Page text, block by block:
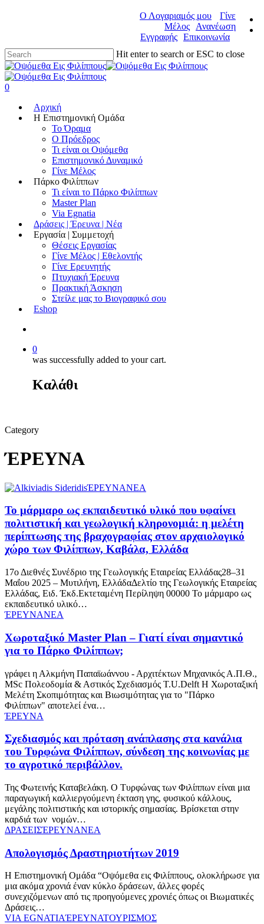
Ο Λογαριαμός μου
Γίνε
Μέλος
Ανανέωση
Εγγραφής Επικοινωνία
Hit enter to search or ESC to close
0
Αρχική
Η Επιστημονική Ομάδα
Το Όραμα
Ο Πρόεδρος
Τι είναι οι Οψόμεθα
Επιστημονικό Δυναμικό
Γίνε Μέλος
Πάρκο Φιλίππων
Τι είναι το Πάρκο Φιλίππων
Master Plan
Via Egnatia
Δράσεις | Έρευνα | Νέα
Εργασία | Συμμετοχή
Θέσεις Εργασίας
Γίνε Μέλος | Εθελοντής
Γίνε Ερευνητής
Πτυχιακή Έρευνα
Πρακτική Άσκηση
Στείλε μας το Βιογραφικό σου
Eshop
0
was successfully added to your cart.
Καλάθι
Category
ΈΡΕΥΝΑ
ΈΡΕΥΝΑΝΕΑ
Το μάρμαρο ως εκπαιδευτικό υλικό που υφαίνει
πολιτιστική και γεωλογική κληρονομιά: η μελέτη
περίπτωσης της βραχογραφίας στον αρχαιολογικό
χώρο των Φιλίππων, Καβάλα, Ελλάδα
17ο Διεθνές Συνέδριο της Γεωλογικής Εταιρείας Ελλάδας28–31
Μαΐου 2025 – Μυτιλήνη, ΕλλάδαΔελτίο της Γεωλογικής Εταιρείας
Ελλάδας, Ειδ. Έκδ.Εκτεταμένη Περίληψη 00000 Το μάρμαρο ως
εκπαιδευτικό υλικό…
ΈΡΕΥΝΑΝΕΑ
Χωροταξικό Master Plan – Γιατί είναι σημαντικό
για το Πάρκο Φιλίππων;
γράφει η Αλκμήνη Παπαϊωάννου - Αρχιτέκτων Μηχανικός Α.Π.Θ.,
MSc Πολεοδομία & Αστικός Σχεδιασμός T.U.Delft Η Χωροταξική
Μελέτη Σκοπιμότητας και Βιωσιμότητας για το "Πάρκο
Φιλίππων" αποτελεί ένα…
ΈΡΕΥΝΑ
Σχεδιασμός και πρόταση ανάπλασης στα κανάλια
του Τυρφώνα Φιλίππων, σύνδεση της κοινωνίας με
το αγροτικό περιβάλλον.
Της Φωτεινής Καταβελάκη. Ο Τυρφώνας των Φιλίππων είναι μια
παραγωγική καλλιεργούμενη έκταση γης, φυσικού κάλλους,
μεγάλης πολιτιστικής και ιστορικής σημασίας. Βρίσκεται στην
καρδιά των νομών…
ΔΡΑΣΕΙΣΈΡΕΥΝΑΝΕΑ
Απολογισμός Δραστηριοτήτων 2019
Η Επιστημονική Ομάδα “Οψόμεθα εις Φιλίππους, ολοκλήρωσε για
μια ακόμα χρονιά έναν κύκλο δράσεων, άλλες φορές
συνεχιζόμενων από τις προηγούμενες χρονιές όπως οι Βιωματικές
Δράσεις…
VIA EGNATIAΈΡΕΥΝΑΤΟΥΡΙΣΜΟΣ